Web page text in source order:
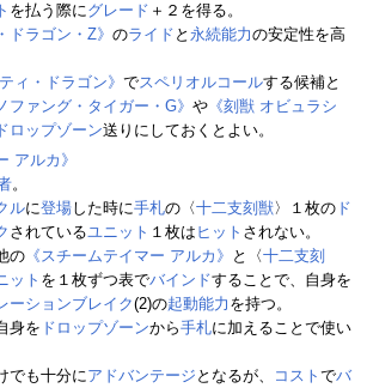
を払う際にグレード ＋２を得る。
ドラゴン・Z》 のライド と 永続能力の安定性を高
ィ・ドラゴン》 でスペリオルコールする候補と
ファング・タイガー・G》 や 《刻獣 オビュラシ
ドロップゾーン送りにしておくとよい。
アルカ》
。
ルに登場した時に手札の〈十二支刻獣〉１枚の ド
されているユニット １枚は ヒット されない。
の 《スチームテイマー アルカ》 と〈十二支刻
ット を１枚ずつ表でバインドすることで、自身を
ーションブレイク(2)の起動能力 を持つ。
身を ドロップゾーンから手札に加えることで使い
でも十分にアドバンテージ となるが、 コスト でバ